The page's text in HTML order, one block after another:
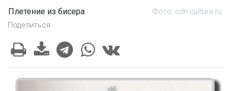
Плетение из бисера Фото: cdn.culture.ru
Поделиться: